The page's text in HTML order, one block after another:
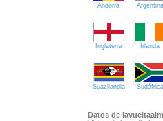
Andorra Argentina
Inglaterra Irlanda
Suazilandia Sudáfrica
Datos de